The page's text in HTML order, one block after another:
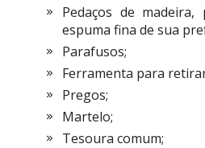
Pedaços de
espuma fina de sua
Parafusos;
Ferramenta para
Pregos;
Martelo;
Tesoura comum;